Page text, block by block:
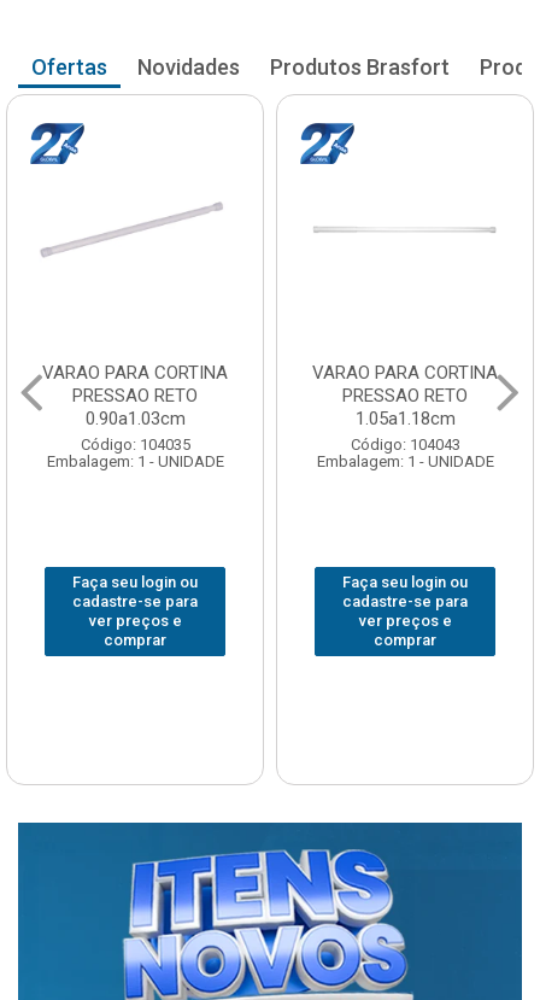
Ofertas Novidades Produtos Brasfort
VARAO PARA CORTINA
PRESSAO RETO
0.90a1.03cm
Código: 104035
Embalagem: 1 - UNIDADE
Faça seu login ou
cadastre-se para
ver preços e
comprar
VARAO PARA CORTINA
PRESSAO RETO
1.05a1.18cm
Código: 104043
Embalagem: 1 - UNIDADE
Faça seu login ou
cadastre-se para
ver preços e
comprar